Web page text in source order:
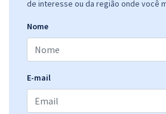
de interesse ou da região onde você
Nome
E-mail